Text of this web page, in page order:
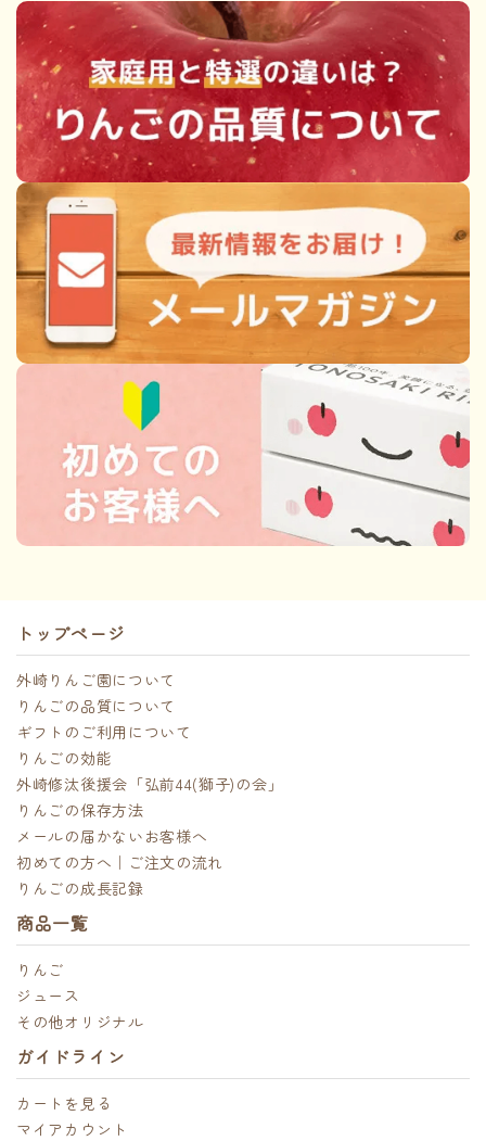
トップページ
外崎りんご園について
りんごの品質について
ギフトのご利用について
りんごの効能
外崎修汰後援会「弘前44(獅子)の会」
りんごの保存方法
メールの届かないお客様へ
初めての方へ｜ご注文の流れ
りんごの成長記録
商品一覧
りんご
ジュース
その他オリジナル
ガイドライン
カートを見る
マイアカウント